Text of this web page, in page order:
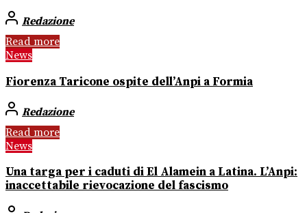
Redazione
Read more
News
Fiorenza Taricone ospite dell’Anpi a Formia
Redazione
Read more
News
Una targa per i caduti di El Alamein a Latina. L’Anpi:
inaccettabile rievocazione del fascismo